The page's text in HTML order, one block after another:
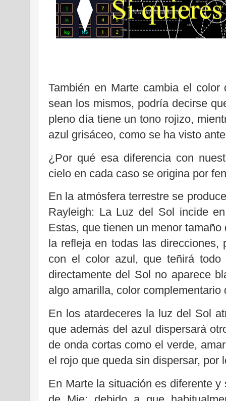
También en Marte cambia el
sean los mismos, podría decirse
pleno día tiene un tono rojizo,
azul grisáceo, como se ha visto
¿Por qué esa diferencia con
cielo en cada caso se origina por
En la atmósfera terrestre se
Rayleigh: La Luz del Sol incide
Estas, que tienen un menor
la refleja en todas las
con el color azul, que teñirá
directamente del Sol no aparece
algo amarilla, color
En los atardeceres la luz del Sol
que además del azul dispersará
de onda cortas como el verde,
el rojo que queda sin dispersar, por
En Marte la situación es diferente